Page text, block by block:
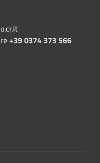
+39 0374 373 566